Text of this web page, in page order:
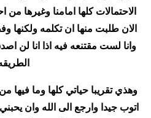
الاحتمالات كلها امامنا وغيرها
الان طلبت منها ان تكلمه
وانا لست مقتنعه فيه اذا انا لن
وهذي تقريبا حياتي كلها وما
اتوب جيدا وارجع الى الله وان